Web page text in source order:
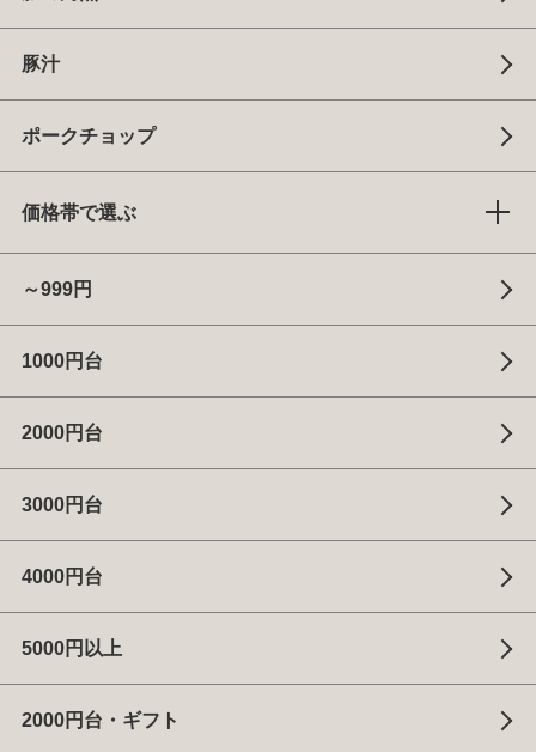
豚汁
ポークチョップ
価格帯で選ぶ
～999円
1000円台
2000円台
3000円台
4000円台
5000円以上
2000円台・ギフト